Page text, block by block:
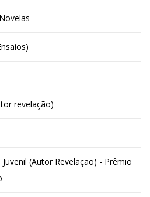
revelação)
(Autor Revelação) - Prêmio